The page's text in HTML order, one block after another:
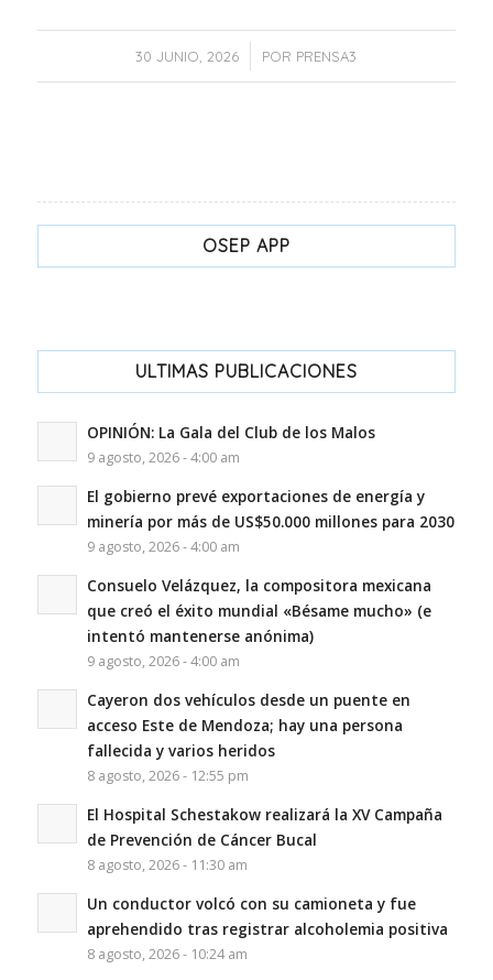
30 JUNIO, 2026
/ POR PRENSA3
OSEP APP
ULTIMAS PUBLICACIONES
OPINIÓN: La Gala del Club de los Malos
9 agosto, 2026 - 4:00 am
El gobierno prevé exportaciones de energía y
minería por más de US$50.000 millones para 2030
9 agosto, 2026 - 4:00 am
Consuelo Velázquez, la compositora mexicana
que creó el éxito mundial «Bésame mucho» (e
intentó mantenerse anónima)
9 agosto, 2026 - 4:00 am
Cayeron dos vehículos desde un puente en
acceso Este de Mendoza; hay una persona
fallecida y varios heridos
8 agosto, 2026 - 12:55 pm
El Hospital Schestakow realizará la XV Campaña
de Prevención de Cáncer Bucal
8 agosto, 2026 - 11:30 am
Un conductor volcó con su camioneta y fue
aprehendido tras registrar alcoholemia positiva
8 agosto, 2026 - 10:24 am